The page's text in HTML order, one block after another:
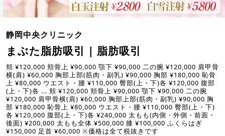
静岡中央クリニック
まぶた脂肪吸引 | 脂肪吸引
頬 ¥120,000 頬骨上 ¥90,000 顎下 ¥90,000 二の腕 ¥120,000 肩甲骨
横(肩) ¥60,000 胸部上部(筋肉・副乳) ¥90,000 胸部 ¥180,000 恥骨
上 ¥80,000 ウエスト・腰 ¥110,000 臀部(上・下)各 ¥120,000 腹部
(上・下)各 ... 頬 ¥120,000 頬骨上 ¥90,000 顎下 ¥90,000 二の腕
¥120,000 肩甲骨横(肩) ¥60,000 胸部上部(筋肉・副乳) ¥90,000 胸
部 ¥180,000 恥骨上 ¥80,000 ウエスト・腰 ¥110,000 臀部(上・下)
各 ¥120,000 腹部(上・下)各 ¥240,000 太もも(内側・外側・前面・
後面) ¥200,000 太もも全体 ¥500,000 膝 ¥100,000 ふくらはぎ
¥150,000 足首 ¥60,000 ※価格は全て税抜きです